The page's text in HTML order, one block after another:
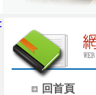
回首頁